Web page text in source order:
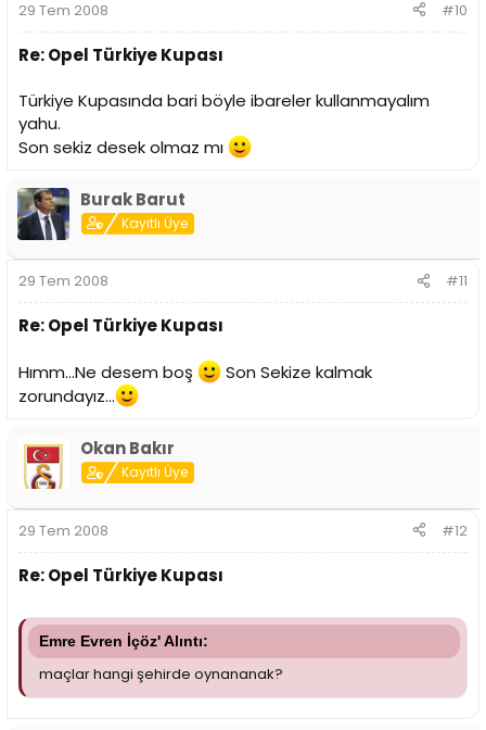
29 Tem 2008 #10
Re: Opel Türkiye Kupası
Türkiye Kupasında bari böyle ibareler kullanmayalım
yahu.
Son sekiz desek olmaz mı
Burak Barut
Kayıtlı Üye
29 Tem 2008 #11
Re: Opel Türkiye Kupası
Hımm...Ne desem boş
Son Sekize kalmak
zorundayız...
Okan Bakır
Kayıtlı Üye
29 Tem 2008 #12
Re: Opel Türkiye Kupası
Emre Evren İçöz' Alıntı:
maçlar hangi şehirde oynananak?